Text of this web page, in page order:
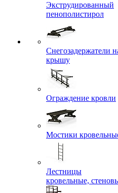
Экструдированный
пенополистирол
Снегозадержатели
крышу
Ограждение кровли
Мостики
Лестницы
кровельные,